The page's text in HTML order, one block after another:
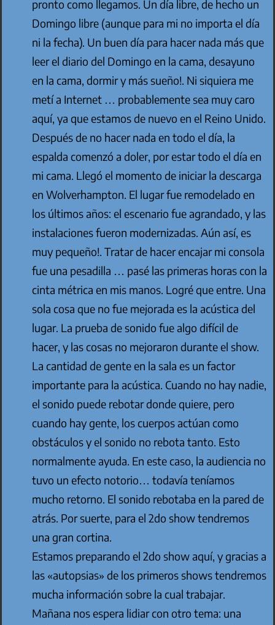
pronto como llegamos. Un día libre, de hecho un
Domingo libre (aunque para mi no importa el día
ni la fecha). Un buen día para hacer nada más que
leer el diario del Domingo en la cama, desayuno
en la cama, dormir y más sueño!. Ni siquiera me
metí a Internet … probablemente sea muy caro
aquí, ya que estamos de nuevo en el Reino Unido.
Después de no hacer nada en todo el día, la
espalda comenzó a doler, por estar todo el día en
mi cama. Llegó el momento de iniciar la descarga
en Wolverhampton. El lugar fue remodelado en
los últimos años: el escenario fue agrandado, y las
instalaciones fueron modernizadas. Aún así, es
muy pequeño!. Tratar de hacer encajar mi consola
fue una pesadilla … pasé las primeras horas con la
cinta métrica en mis manos. Logré que entre. Una
sola cosa que no fue mejorada es la acústica del
lugar. La prueba de sonido fue algo difícil de
hacer, y las cosas no mejoraron durante el show.
La cantidad de gente en la sala es un factor
importante para la acústica. Cuando no hay nadie,
el sonido puede rebotar donde quiere, pero
cuando hay gente, los cuerpos actúan como
obstáculos y el sonido no rebota tanto. Esto
normalmente ayuda. En este caso, la audiencia no
tuvo un efecto notorio… todavía teníamos
mucho retorno. El sonido rebotaba en la pared de
atrás. Por suerte, para el 2do show tendremos
una gran cortina.
Estamos preparando el 2do show aquí, y gracias a
las «autopsias» de los primeros shows tendremos
mucha información sobre la cual trabajar.
Mañana nos espera lidiar con otro tema: una